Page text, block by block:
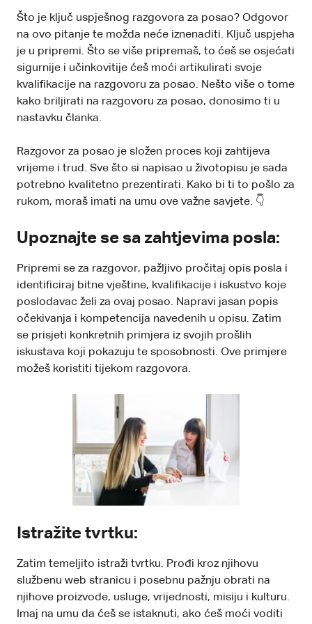
Što je ključ uspješnog razgovora za posao? Odgovor
na ovo pitanje te možda neće iznenaditi. Ključ uspjeha
je u pripremi. Što se više pripremaš, to ćeš se osjećati
sigurnije i učinkovitije ćeš moći artikulirati svoje
kvalifikacije na razgovoru za posao. Nešto više o tome
kako briljirati na razgovoru za posao, donosimo ti u
nastavku članka.
Razgovor za posao je složen proces koji zahtijeva
vrijeme i trud. Sve što si napisao u životopisu je sada
potrebno kvalitetno prezentirati. Kako bi ti to pošlo za
rukom, moraš imati na umu ove važne savjete. 👇
Upoznajte se sa zahtjevima posla:
Pripremi se za razgovor, pažljivo pročitaj opis posla i
identificiraj bitne vještine, kvalifikacije i iskustvo koje
poslodavac želi za ovaj posao. Napravi jasan popis
očekivanja i kompetencija navedenih u opisu. Zatim
se prisjeti konkretnih primjera iz svojih prošlih
iskustava koji pokazuju te sposobnosti. Ove primjere
možeš koristiti tijekom razgovora.
Istražite tvrtku:
Zatim temeljito istraži tvrtku. Prođi kroz njihovu
službenu web stranicu i posebnu pažnju obrati na
njihove proizvode, usluge, vrijednosti, misiju i kulturu.
Imaj na umu da ćeš se istaknuti, ako ćeš moći voditi